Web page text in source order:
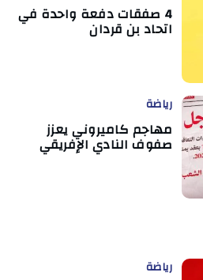
4 صفقات دفعة واحدة في
اتحاد بن قردان
رياضة
مهاجم كاميروني يعزز
صفوف النادي الإفريقي
رياضة